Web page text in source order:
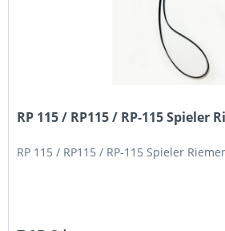
RP 115 / RP115 / RP-115 Spieler
RP 115 / RP115 / RP-115 Spieler